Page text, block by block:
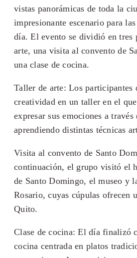
vistas panorámicas de toda la
impresionante escenario para
día. El evento se dividió en tres
arte, una visita al convento de
una clase de cocina.
Taller de arte: Los participantes
creatividad en un taller en el
expresar sus emociones a
aprendiendo distintas técnicas
Visita al convento de Santo
continuación, el grupo visitó el
de Santo Domingo, el museo y
Rosario, cuyas cúpulas ofrecen
Quito.
Clase de cocina: El día finalizó
cocina centrada en platos